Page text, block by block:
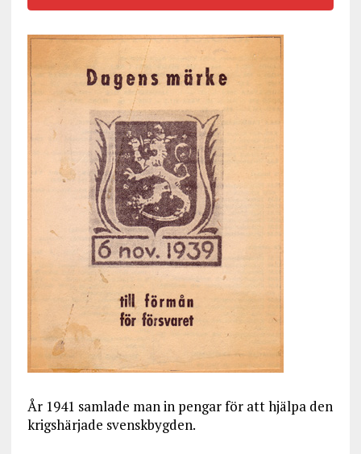
År 1941 samlade man in pengar för att hjälpa den
krigshärjade svenskbygden.